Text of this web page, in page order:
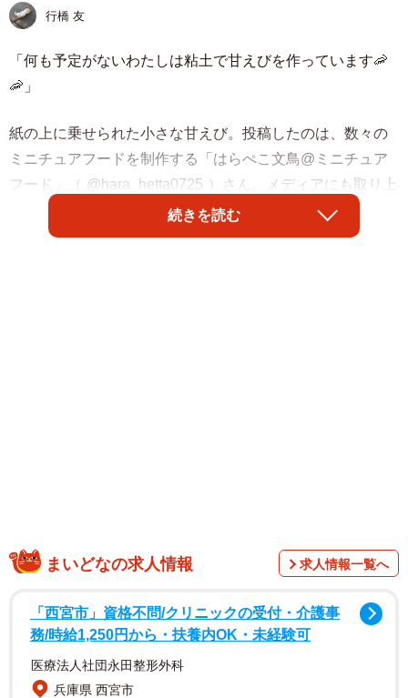
行橋 友
「何も予定がないわたしは粘土で甘えびを作っています🦐
🦐」
紙の上に乗せられた小さな甘えび。投稿したのは、数々の
ミニチュアフードを制作する「はらぺこ文鳥@ミニチュア
フード」（ @hara_hetta0725 ）さん。メディアにも取り上
げられるほどの作品を多数作ってこられたミニチュアフー
ドの作家さんです。
甘えびの大きさは指先よりもさらに小さく、とっても可愛
らしいフォルムです。さらに注目すべきは、小さくてもそ
の鮮度は抜群であることがわかるほどのクオリティ。この
完成度の高さを生み出すには繊細な技術と高い観察力が求
められるのではないでしょうか。
続きを読む
まいどなの求人情報 求人情報一覧へ
「西宮市」資格不問/クリニックの受付・介護事
務/時給1,250円から・扶養内OK・未経験可
医療法人社団永田整形外科
兵庫県 西宮市